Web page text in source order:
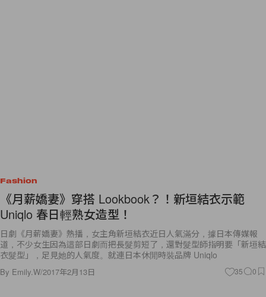
Fashion
《月薪嬌妻》穿搭 Lookbook？！新垣結衣示範
Uniqlo 春日輕熟女造型！
日劇《月薪嬌妻》熱播，女主角新垣結衣近日人氣滿分，據日本傳媒報
道，不少女生因為這部日劇而把長髮剪短了，還對髮型師指明要「新垣結
衣髮型」，足見她的人氣度。就連日本休閒時裝品牌 Uniqlo
By Emily.W/2017年2月13日 35 0